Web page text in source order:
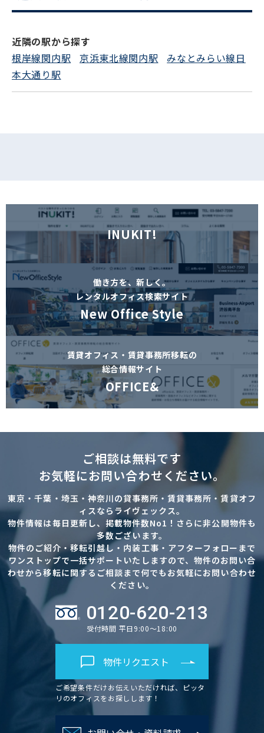
近隣の駅から探す
根岸線関内駅
京浜東北線関内駅
みなとみらい線日
本大通り駅
INUKIT!
働き方を、新しく。
レンタルオフィス検索サイト
New Office Style
賃貸オフィス・賃貸事務所移転の
総合情報サイト
OFFICE&
ご相談は無料です
お気軽にお問い合わせください。
東京・千葉・埼玉・神奈川の貸事務所・賃貸事務所・賃貸オフ
ィスならライヴェックス。
物件情報は毎日更新し、掲載物件数No1！さらに非公開物件も
多数ございます。
物件のご紹介・移転引越し・内装工事・アフターフォローまで
ワンストップで一括サポートいたしますので、物件のお問い合
わせから移転に関するご相談まで何でもお気軽にお問い合わせ
ください。
0120-620-213
受付時間 平日9:00～18:00
物件リクエスト
ご希望条件だけお伝えいただければ、ピッタ
リのオフィスをお探しします！